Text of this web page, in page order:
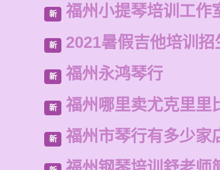
新 福州小提琴培训工作
新 2021暑假吉他培训招
新 福州永鸿琴行
新 福州哪里卖尤克里里
新 福州市琴行有多少家